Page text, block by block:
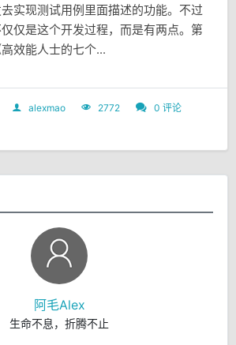
实现测试用例里面描述的功能。不过
仅是这个开发过程，而是有两点。第
效能人士的七个...
alexmao 2772
0 评论
阿毛Alex
生命不息，折腾不止